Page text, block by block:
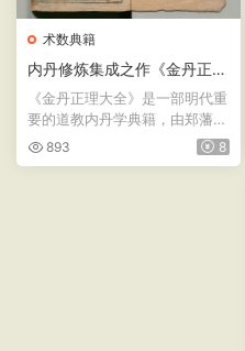
术数典籍
内丹修炼集成之作《金丹正理
大全》四十二卷 · 明 · 朱载堉
· 明十七年周藩刻版
《金丹正理大全》是一部明代重
要的道教内丹学典籍，由郑藩朱
载堉（1536年—1611年）...
893 8